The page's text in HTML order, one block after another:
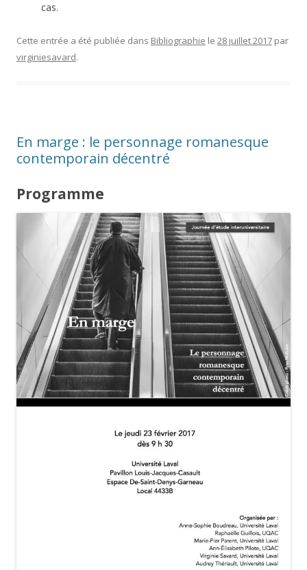
cas.
Cette entrée a été publiée dans Bibliographie le 28 juillet 2017 par
virginiesavard.
En marge : le personnage romanesque
contemporain décentré
Programme